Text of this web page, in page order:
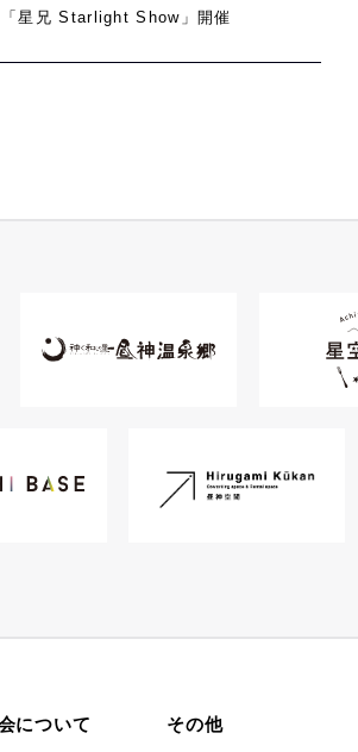
「星兄 Starlight Show」開催
について その他